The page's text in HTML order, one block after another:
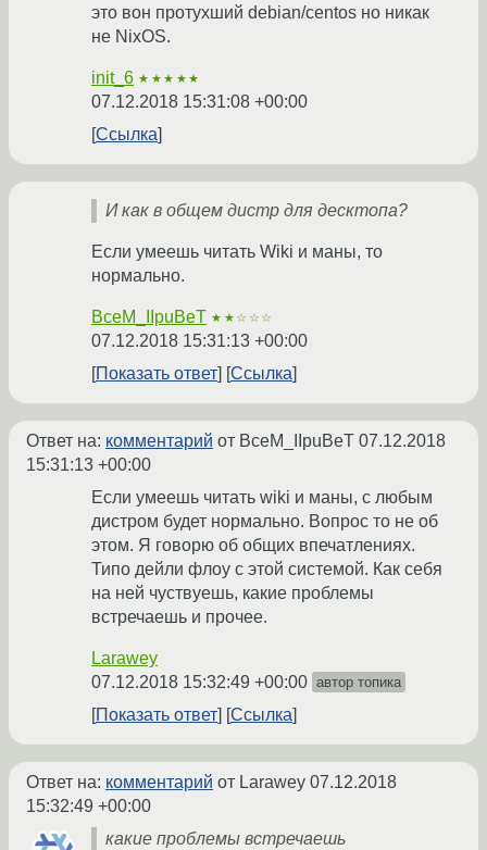
это вон протухший debian/centos но никак
не NixOS.
init_6 ★★★★★
07.12.2018 15:31:08 +00:00
Ссылка
И как в общем дистр для десктопа?
Если умеешь читать Wiki и маны, то
нормально.
BceM_IIpuBeT ★★☆☆☆
07.12.2018 15:31:13 +00:00
Показать ответ
Ссылка
Ответ на: комментарий от BceM_IIpuBeT 07.12.2018
15:31:13 +00:00
Если умеешь читать wiki и маны, с любым
дистром будет нормально. Вопрос то не об
этом. Я говорю об общих впечатлениях.
Типо дейли флоу с этой системой. Как себя
на ней чуствуешь, какие проблемы
встречаешь и прочее.
Larawey
07.12.2018 15:32:49 +00:00 автор топика
Показать ответ Ссылка
Ответ на: комментарий от Larawey 07.12.2018
15:32:49 +00:00
какие проблемы встречаешь